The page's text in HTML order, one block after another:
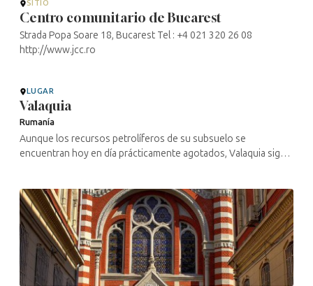
SITIO
Centro comunitario de Bucarest
Strada Popa Soare 18, Bucarest Tel : +4 021 320 26 08
http://www.jcc.ro
LUGAR
Valaquia
Rumanía
Aunque los recursos petrolíferos de su subsuelo se
encuentran hoy en día prácticamente agotados, Valaquia sigue